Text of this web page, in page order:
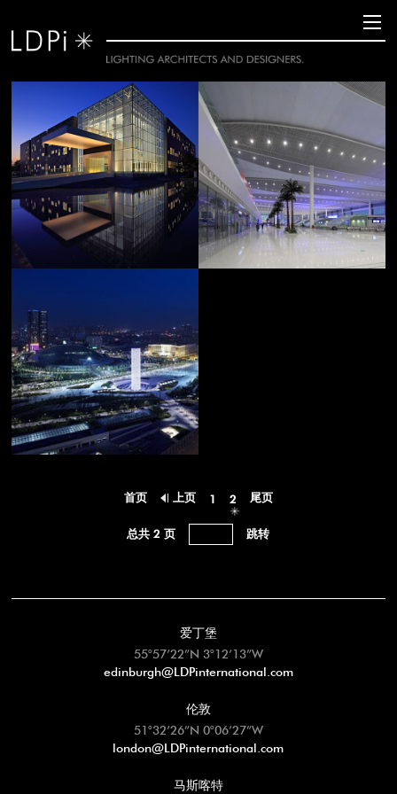
首页 上页 1 2 尾页
总共 2 页
爱丁堡
55°57’22”N 3°12’13”W
edinburgh@LDPinternational.com
伦敦
51°32’26”N 0°06’27”W
london@LDPinternational.com
马斯喀特